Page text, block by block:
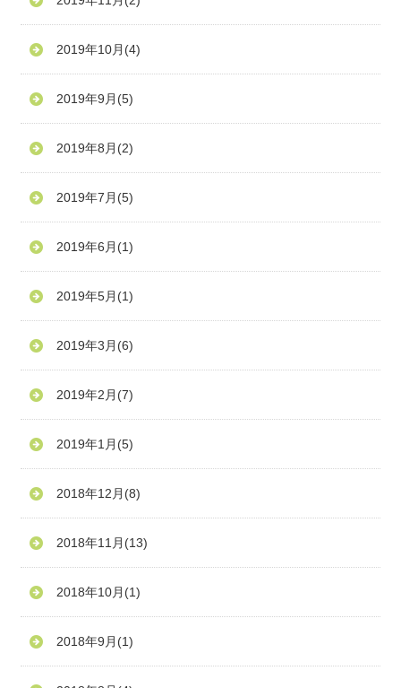
2019年10月 (4)
2019年9月 (5)
2019年8月 (2)
2019年7月 (5)
2019年6月 (1)
2019年5月 (1)
2019年3月 (6)
2019年2月 (7)
2019年1月 (5)
2018年12月 (8)
2018年11月 (13)
2018年10月 (1)
2018年9月 (1)